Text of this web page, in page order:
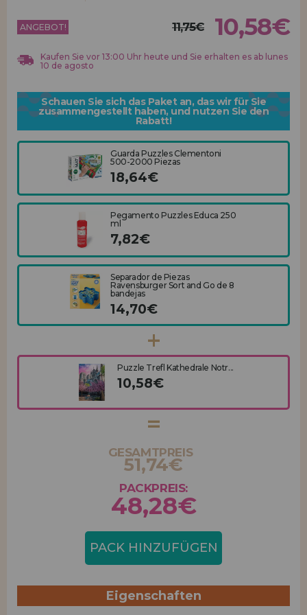
HÄNDLERREGISTRIERUNG
ANGEBOT! 11,75€ 10,58€
Kaufen Sie vor 13:00 Uhr heute und Sie erhalten es ab lunes
10 de agosto
Schauen Sie sich das Paket an, das wir für Sie
zusammengestellt haben, und nutzen Sie den
Rabatt!
Guarda Puzzles Clementoni
500-2000 Piezas
18,64€
Pegamento Puzzles Educa 250
ml
7,82€
Separador de Piezas
Ravensburger Sort and Go de 8
bandejas
14,70€
Puzzle Trefl Kathedrale Notr...
10,58€
GESAMTPREIS
51,74€
PACKPREIS:
48,28€
PACK HINZUFÜGEN
Eigenschaften